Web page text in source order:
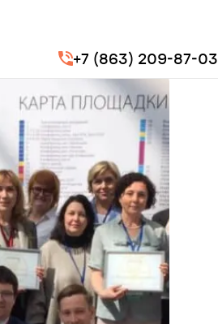
+7 (863) 209-87-03
Транспорт на мероприятия
труда 2019 г. Сочи